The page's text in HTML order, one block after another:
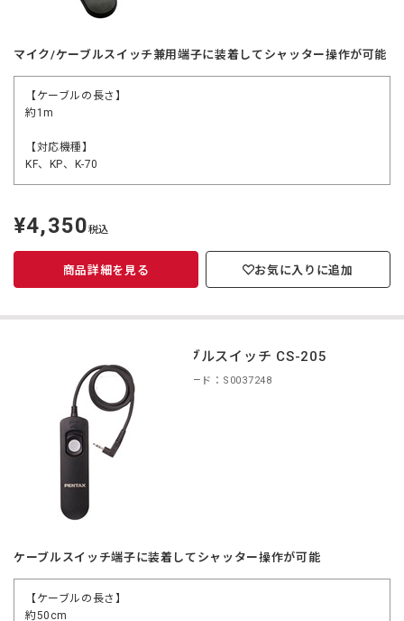
マイク/ケーブルスイッチ兼用端子に装着してシャッター操作が可能
【ケーブルの長さ】
約1m
【対応機種】
KF、KP、K-70
定
価
¥4,350税込
商品詳細を見る お気に入りに追加
ケーブルスイッチ CS-205
商品コード：S0037248
ケーブルスイッチ端子に装着してシャッター操作が可能
【ケーブルの長さ】
約50cm